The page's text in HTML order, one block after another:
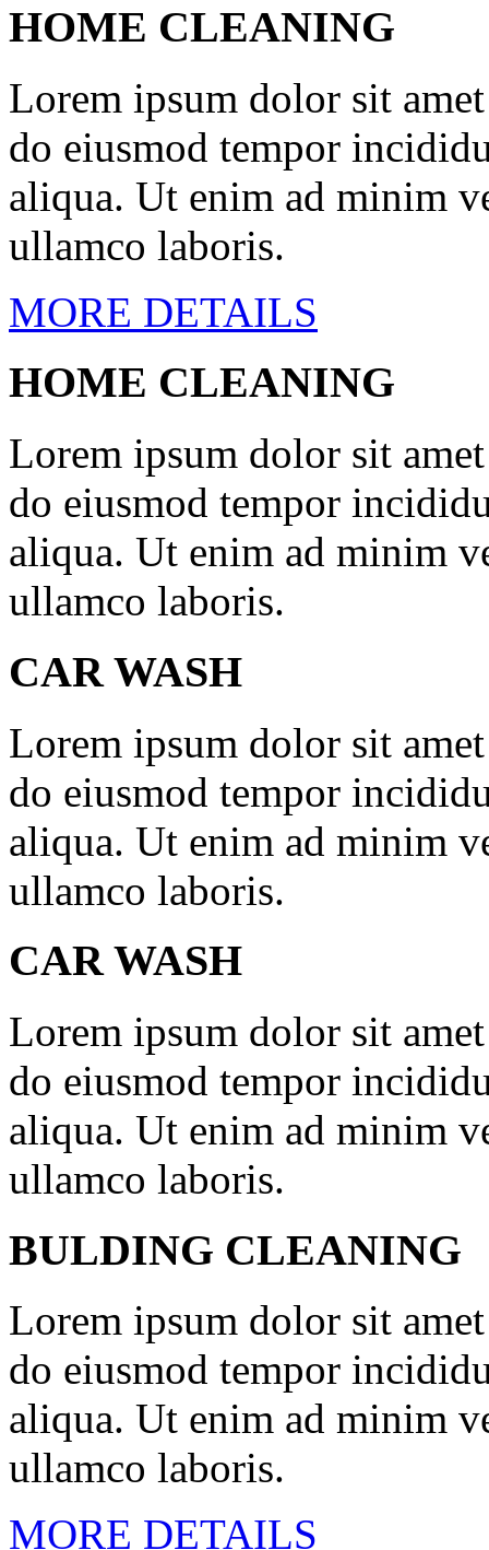
HOME CLEANING
Lorem ipsum dolor sit
do eiusmod tempor
aliqua. Ut enim ad minim
ullamco laboris.
MORE DETAILS
HOME CLEANING
Lorem ipsum dolor sit
do eiusmod tempor
aliqua. Ut enim ad minim
ullamco laboris.
CAR WASH
Lorem ipsum dolor sit
do eiusmod tempor
aliqua. Ut enim ad minim
ullamco laboris.
CAR WASH
Lorem ipsum dolor sit
do eiusmod tempor
aliqua. Ut enim ad minim
ullamco laboris.
BULDING CLEANING
Lorem ipsum dolor sit
do eiusmod tempor
aliqua. Ut enim ad minim
ullamco laboris.
MORE DETAILS